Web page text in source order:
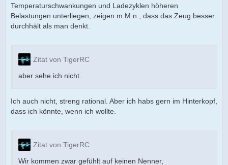
Temperaturschwankungen und Ladezyklen höheren
Belastungen unterliegen, zeigen m.M.n., dass das Zeug besser
durchhält als man denkt.
Zitat von TigerRC
aber sehe ich nicht.
Ich auch nicht, streng rational. Aber ich habs gern im Hinterkopf,
dass ich könnte, wenn ich wollte.
Zitat von TigerRC
Wir kommen zwar gefühlt auf keinen Nenner,